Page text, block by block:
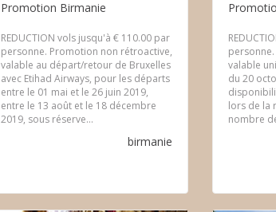
Promotion Birmanie
REDUCTION vols jusqu'à € 110.00 par
personne. Promotion non rétroactive,
valable au départ/retour de Bruxelles
avec Etihad Airways, pour les départs
entre le 01 mai et le 26 juin 2019,
entre le 13 août et le 18 décembre
2019, sous réserve...
birmanie
valable
du 20
lors de la
nombre